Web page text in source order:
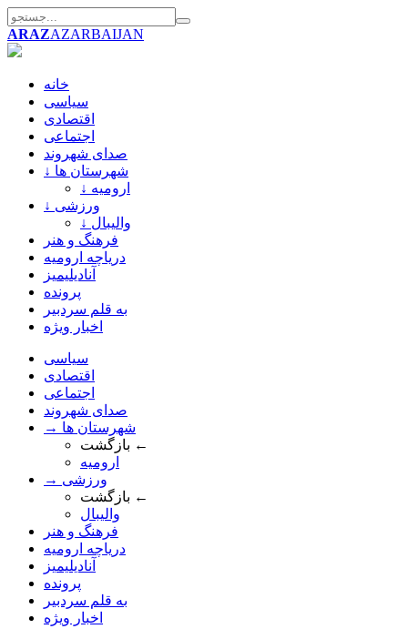
ARAZAZARBAIJAN
خانه
سیاسی
اقتصادی
اجتماعی
صدای شهروند
↓ شهرستان ها
↓ ارومیه
↓ ورزشی
↓ والیبال
فرهنگ و هنر
دریاچه ارومیه
آنادیلیمیز
پرونده
به قلم سردبیر
اخبار ویژه
سیاسی
اقتصادی
اجتماعی
صدای شهروند
→ شهرستان ها
بازگشت ←
ارومیه
→ ورزشی
بازگشت ←
والیبال
فرهنگ و هنر
دریاچه ارومیه
آنادیلیمیز
پرونده
به قلم سردبیر
اخبار ویژه